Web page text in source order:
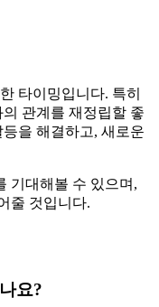
타이밍입니다. 특히
관계를 재정립할 좋
을 해결하고, 새로운
기대해볼 수 있으며,
줄 것입니다.
요?